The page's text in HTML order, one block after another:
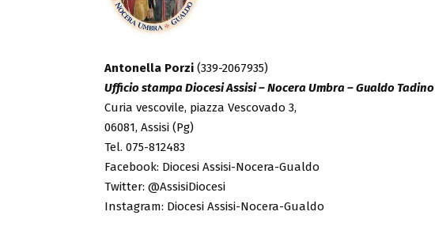
Antonella Porzi (339-2067935)
Ufficio stampa Diocesi Assisi – Nocera Umbra – Gualdo Tadino
Curia vescovile, piazza Vescovado 3,
06081, Assisi (Pg)
Tel. 075-812483
Facebook: Diocesi Assisi-Nocera-Gualdo
Twitter: @AssisiDiocesi
Instagram: Diocesi Assisi-Nocera-Gualdo